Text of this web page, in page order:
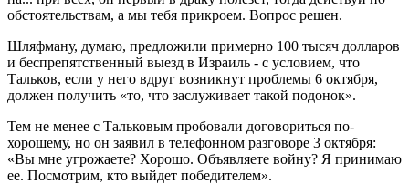
обстоятельствам, а мы тебя прикроем. Вопрос решен.
Шляфману, думаю, предложили примерно 100 тысяч долларов
и беспрепятственный выезд в Израиль - с условием, что
Тальков, если у него вдруг возникнут проблемы 6 октября,
должен получить «то, что заслуживает такой подонок».
Тем не менее с Тальковым пробовали договориться по-
хорошему, но он заявил в телефонном разговоре 3 октября:
«Вы мне угрожаете? Хорошо. Объявляете войну? Я принимаю
ее. Посмотрим, кто выйдет победителем».